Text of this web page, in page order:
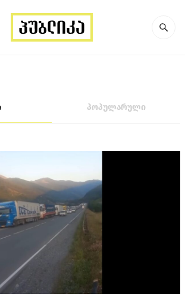
პოპულარული